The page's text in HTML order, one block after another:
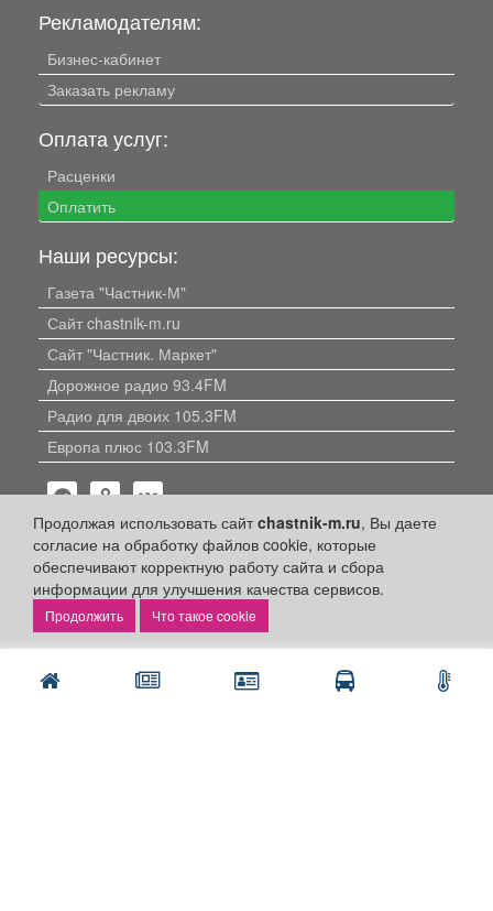
Продолжая использовать сайтchastnik-m.ru, Вы даете
согласие на обработку файлов cookie, которые
обеспечивают корректную работу сайта и сбора
информации для улучшения качества сервисов.
Что такое cookie
Рекламодателям:
Бизнес-кабинет
Заказать рекламу
Оплата услуг:
Расценки
Оплатить
Наши ресурсы:
Газета "Частник-М"
Сайт chastnik-m.ru
Сайт "Частник. Маркет"
Дорожное радио 93.4FM
Радио для двоих 105.3FM
Европа плюс 103.3FM
Политика конфиденциальности
Публикации с пометкой «Реклама», «На правах рекламы»,
«Партнёрский проект» оплачены рекламодателем.
Редакция сайта не несет ответственности за достоверность
информации, содержащейся в рекламных материалах и